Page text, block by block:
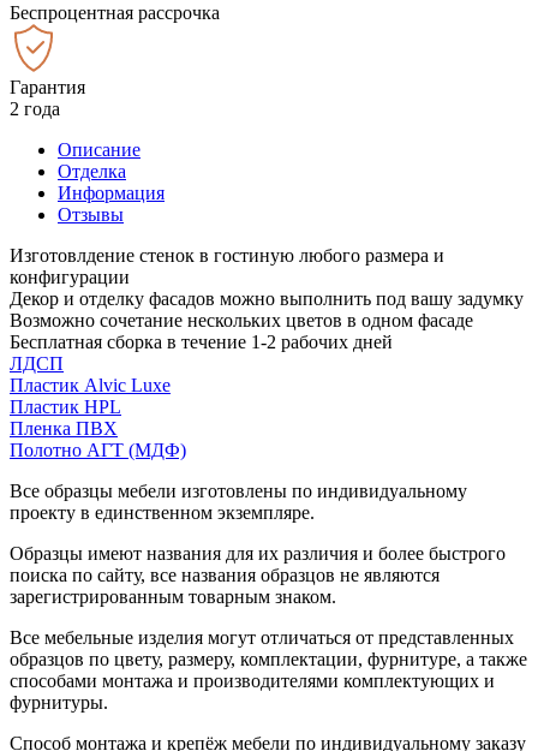
Беспроцентная рассрочка
Гарантия
2 года
Описание
Отделка
Информация
Отзывы
Изготовлдение стенок в гостиную любого размера и
конфигурации
Декор и отделку фасадов можно выполнить под вашу задумку
Возможно сочетание нескольких цветов в одном фасаде
Бесплатная сборка в течение 1-2 рабочих дней
ЛДСП
Пластик Alvic Luxe
Пластик HPL
Пленка ПВХ
Полотно АГТ (МДФ)
Все образцы мебели изготовлены по индивидуальному
проекту в единственном экземпляре.
Образцы имеют названия для их различия и более быстрого
поиска по сайту, все названия образцов не являются
зарегистрированным товарным знаком.
Все мебельные изделия могут отличаться от представленных
образцов по цвету, размеру, комплектации, фурнитуре, а также
способами монтажа и производителями комплектующих и
фурнитуры.
Способ монтажа и крепёж мебели по индивидуальному заказу